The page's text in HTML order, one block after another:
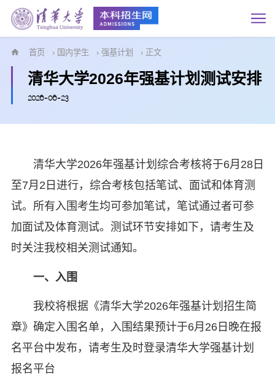
首页 › 国内学生 › 强基计划 › 正文
清华大学2026年强基计划测试安排
2026-06-23
清华大学2026年强基计划综合考核将于6月28日
至7月2日进行，综合考核包括笔试、面试和体育测
试。所有入围考生均可参加笔试，笔试通过者可参
加面试及体育测试。测试环节安排如下，请考生及
时关注我校相关测试通知。
一、入围
我校将根据《清华大学2026年强基计划招生简
章》确定入围名单，入围结果预计于6月26日晚在报
名平台中发布，请考生及时登录清华大学强基计划
报名平台